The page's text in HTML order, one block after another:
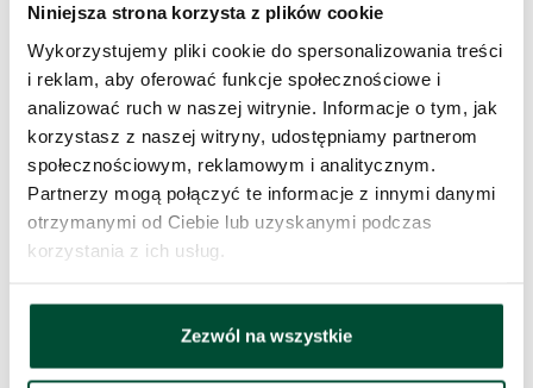
Niniejsza strona korzysta z plików cookie
Wykorzystujemy pliki cookie do spersonalizowania treści
i reklam, aby oferować funkcje społecznościowe i
analizować ruch w naszej witrynie. Informacje o tym, jak
korzystasz z naszej witryny, udostępniamy partnerom
społecznościowym, reklamowym i analitycznym.
Partnerzy mogą połączyć te informacje z innymi danymi
otrzymanymi od Ciebie lub uzyskanymi podczas
korzystania z ich usług.
Zezwól na wszystkie
Zapytaj o to
mieszkanie
Skorzystaj z formularza i przekaż naszym doradcom prośbę o
kontakt w sprawie tego mieszkania.
Skontaktujemy się w przeciągu 1 dnia roboczego.
Imię i nazwisko